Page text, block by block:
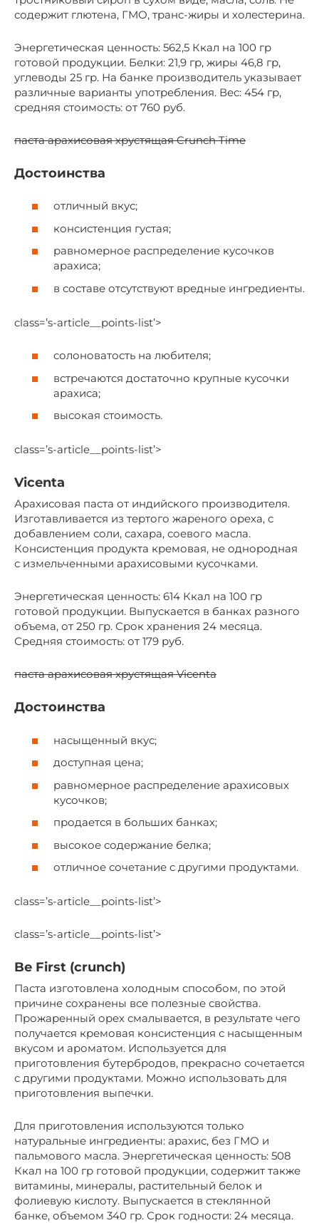
содержит глютена, ГМО, транс-жиры и холестерина.
Энергетическая ценность: 562,5 Ккал на 100 гр
готовой продукции. Белки: 21,9 гр, жиры 46,8 гр,
углеводы 25 гр. На банке производитель указывает
различные варианты употребления. Вес: 454 гр,
средняя стоимость: от 760 руб.
паста арахисовая хрустящая Crunch Time
Достоинства
отличный вкус;
консистенция густая;
равномерное распределение кусочков
арахиса;
в составе отсутствуют вредные ингредиенты.
class=’s-article__points-list’>
солоноватость на любителя;
встречаются достаточно крупные кусочки
арахиса;
высокая стоимость.
class=’s-article__points-list’>
Vicenta
Арахисовая паста от индийского производителя.
Изготавливается из тертого жареного ореха, с
добавлением соли, сахара, соевого масла.
Консистенция продукта кремовая, не однородная
с измельченными арахисовыми кусочками.
Энергетическая ценность: 614 Ккал на 100 гр
готовой продукции. Выпускается в банках разного
объема, от 250 гр. Срок хранения 24 месяца.
Средняя стоимость: от 179 руб.
паста арахисовая хрустящая Vicenta
Достоинства
насыщенный вкус;
доступная цена;
равномерное распределение арахисовых
кусочков;
продается в больших банках;
высокое содержание белка;
отличное сочетание с другими продуктами.
class=’s-article__points-list’>
class=’s-article__points-list’>
Be First (crunch)
Паста изготовлена холодным способом, по этой
причине сохранены все полезные свойства.
Прожаренный орех смалывается, в результате чего
получается кремовая консистенция с насыщенным
вкусом и ароматом. Используется для
приготовления бутербродов, прекрасно сочетается
с другими продуктами. Можно использовать для
приготовления выпечки.
Для приготовления используются только
натуральные ингредиенты: арахис, без ГМО и
пальмового масла. Энергетическая ценность: 508
Ккал на 100 гр готовой продукции, содержит также
витамины, минералы, растительный белок и
фолиевую кислоту. Выпускается в стеклянной
банке, объемом 340 гр. Срок годности: 24 месяца.